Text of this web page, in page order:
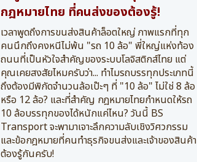
กฎหมายไทย ที่คนส่งของต้องรู้!
เวลาพูดถึงการขนส่งสินค้าล็อตใหญ่ ภาพแรกที่ทุก
คนนึกถึงคงหนีไม่พ้น "รถ 10 ล้อ" พี่ใหญ่แห่งท้อง
ถนนที่เป็นหัวใจสำคัญของระบบโลจิสติกส์ไทย แต่
คุณเคยสงสัยไหมครับว่า... ทำไมรถบรรทุกประเภทนี้
ถึงต้องมีพิกัดจำนวนล้อเป๊ะๆ ที่ "10 ล้อ" ไม่ใช่ 8 ล้อ
หรือ 12 ล้อ? และที่สำคัญ กฎหมายไทยกำหนดให้รถ
10 ล้อบรรทุกของได้หนักแค่ไหน? วันนี้ BS
Transport จะพามาเจาะลึกความลับเชิงวิศวกรรม
และข้อกฎหมายที่คนทำธุรกิจขนส่งและเจ้าของสินค้า
ต้องรู้กันครับ!